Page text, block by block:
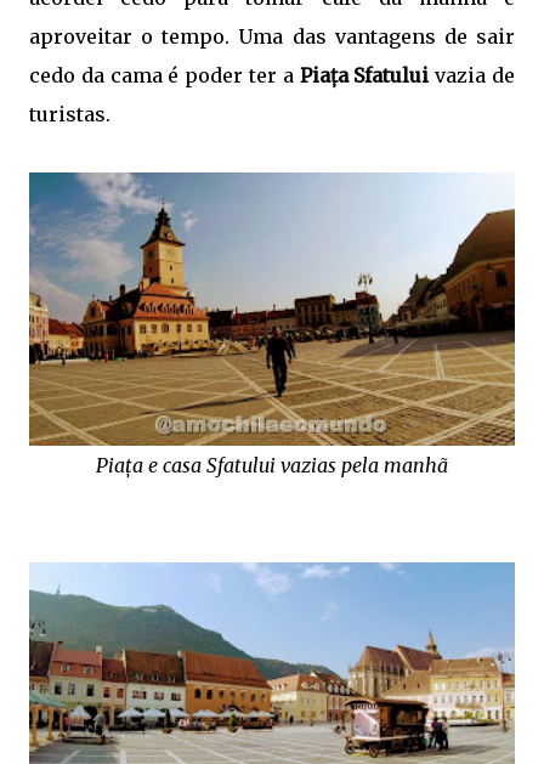
aproveitar o tempo. Uma das vantagens de sair
cedo da cama é poder ter a Piața Sfatului vazia de
turistas.
Piața e casa Sfatului vazias pela manhã